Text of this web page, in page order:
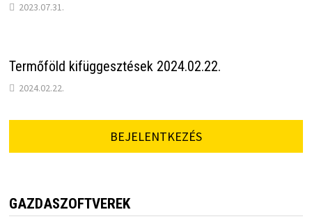
2023.07.31.
Termőföld kifüggesztések 2024.02.22.
2024.02.22.
BEJELENTKEZÉS
GAZDASZOFTVEREK